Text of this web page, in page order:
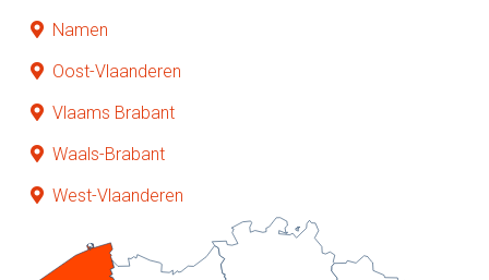
Namen
Oost-Vlaanderen
Vlaams Brabant
Waals-Brabant
West-Vlaanderen